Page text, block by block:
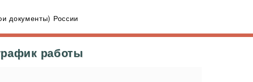
документы) России
работы